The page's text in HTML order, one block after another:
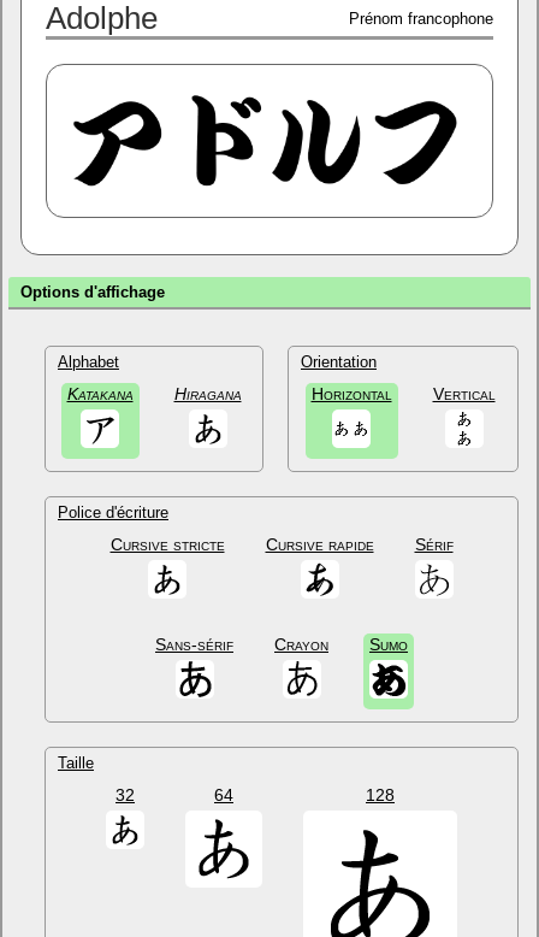
Adolphe Prénom francophone
Options d'affichage
Alphabet
Katakana Hiragana
Orientation
Horizontal Vertical
Police d'écriture
Cursive stricte Cursive rapide Sérif
Sans-sérif Crayon Sumo
Taille
32 64 128